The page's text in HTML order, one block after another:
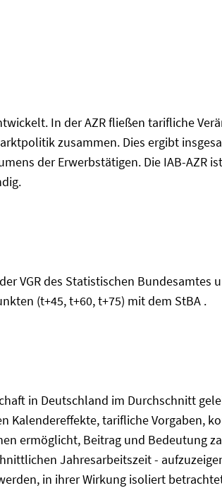
In der AZR fließen tarifliche
zusammen. Dies ergibt
der Erwerbstätigen. Die IAB-AZR
VGR des Statistischen Bundesamtes
(t+45, t+60, t+75) mit dem StBA .
in Deutschland im Durchschnitt
tarifliche Vorgaben,
ermöglicht, Beitrag und Bedeutung
Jahresarbeitszeit -
in ihrer Wirkung isoliert